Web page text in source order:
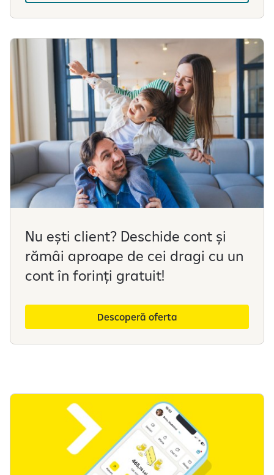
Nu ești client? Deschide cont și
rămâi aproape de cei dragi cu un
cont în forinți gratuit!
Descoperă oferta